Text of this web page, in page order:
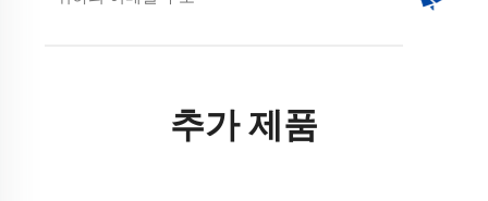
추가 제품